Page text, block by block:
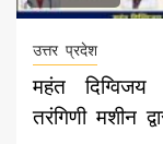
उत्तर प्रदेश
महंत
तरंगिणी मशीन